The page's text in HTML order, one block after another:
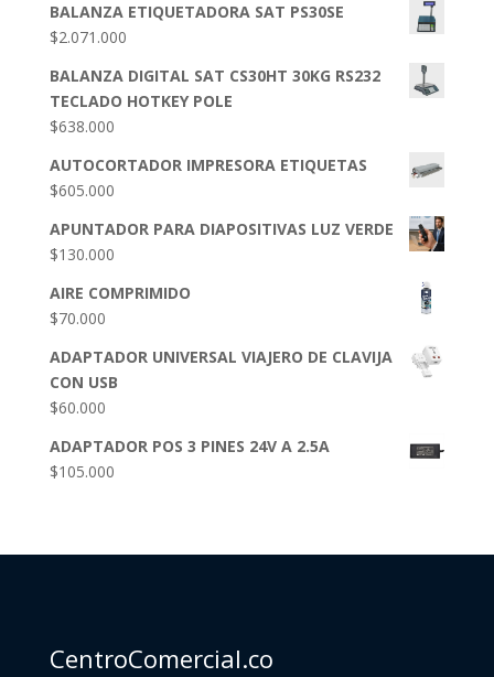
BALANZA ETIQUETADORA SAT PS30SE
$2.071.000
BALANZA DIGITAL SAT CS30HT 30KG RS232
TECLADO HOTKEY POLE
$638.000
AUTOCORTADOR IMPRESORA ETIQUETAS
$605.000
APUNTADOR PARA DIAPOSITIVAS LUZ VERDE
$130.000
AIRE COMPRIMIDO
$70.000
ADAPTADOR UNIVERSAL VIAJERO DE CLAVIJA
CON USB
$60.000
ADAPTADOR POS 3 PINES 24V A 2.5A
$105.000
CentroComercial.co